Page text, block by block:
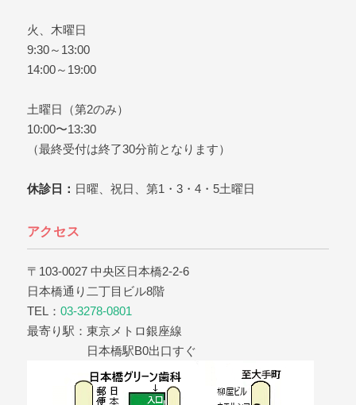
火、木曜日
9:30～13:00
14:00～19:00
土曜日（第2のみ）
10:00〜13:30
（最終受付は終了30分前となります）
休診日： 日曜、祝日、第1・3・4・5土曜日
アクセス
〒103-0027 中央区日本橋2-2-6
日本橋通り二丁目ビル8階
TEL： 03-3278-0801
最寄り駅：東京メトロ銀座線
日本橋駅B0出口すぐ